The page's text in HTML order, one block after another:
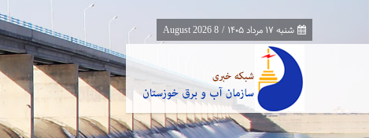
شنبه ۱۷ مرداد ۱۴۰۵ /
8 August 2026